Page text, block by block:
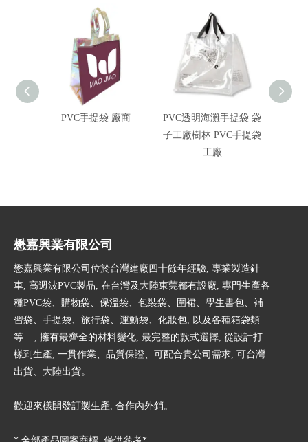
PVC手提袋 廠商
PVC透明海灘手提袋 袋
子工廠樹林 PVC手提袋
工廠
懋嘉興業有限公司
懋嘉興業有限公司位於台灣建廠四十餘年經驗, 專業製造針
車, 高週波PVC製品, 在台灣及大陸東莞都有設廠, 專門生產各
種PVC袋、購物袋、保溫袋、包裝袋、圍裙、學生書包、補
習袋、手提袋、旅行袋、運動袋、化妝包, 以及各種箱袋類
等...., 擁有最齊全的材料變化, 最完整的款式選擇, 從設計打
樣到生產, 一貫作業、品質保證、可配合貴公司需求, 可台灣
出貨、大陸出貨。
歡迎來樣開發訂製生產, 合作內外銷。